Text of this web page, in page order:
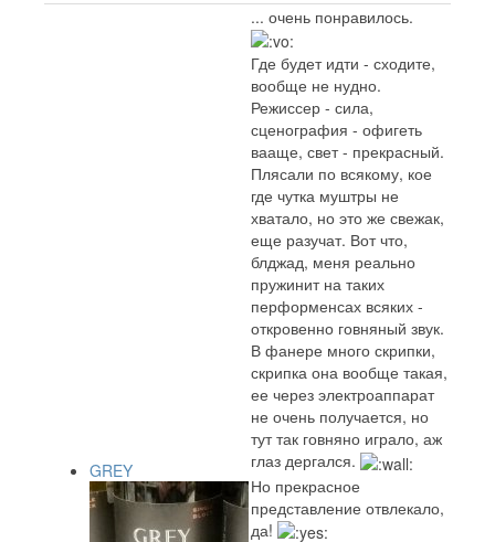
GREY
... очень понравилось.
Где будет идти - сходите,
вообще не нудно.
Режиссер - сила,
сценография - офигеть
вааще, свет - прекрасный.
Плясали по всякому, кое
где чутка муштры не
хватало, но это же свежак,
еще разучат. Вот что,
блджад, меня реально
пружинит на таких
перформенсах всяких -
откровенно говняный звук.
В фанере много скрипки,
скрипка она вообще такая,
ее через электроаппарат
не очень получается, но
тут так говняно играло, аж
глаз дергался.
Но прекрасное
представление отвлекало,
да!